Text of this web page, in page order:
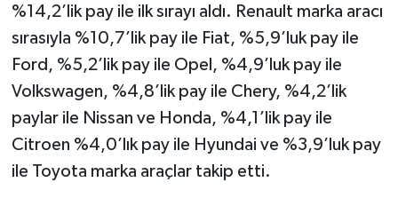
%14,2’lik pay ile ilk sırayı aldı. Renault marka aracı
sırasıyla %10,7’lik pay ile Fiat, %5,9’luk pay ile
Ford, %5,2’lik pay ile Opel, %4,9’luk pay ile
Volkswagen, %4,8’lik pay ile Chery, %4,2’lik
paylar ile Nissan ve Honda, %4,1’lik pay ile
Citroen %4,0’lık pay ile Hyundai ve %3,9’luk pay
ile Toyota marka araçlar takip etti.